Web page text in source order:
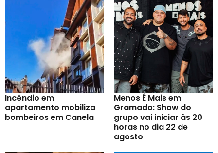
Incêndio em
apartamento mobiliza
bombeiros em Canela
Menos É Mais em
Gramado: Show do
grupo vai iniciar às 20
horas no dia 22 de
agosto